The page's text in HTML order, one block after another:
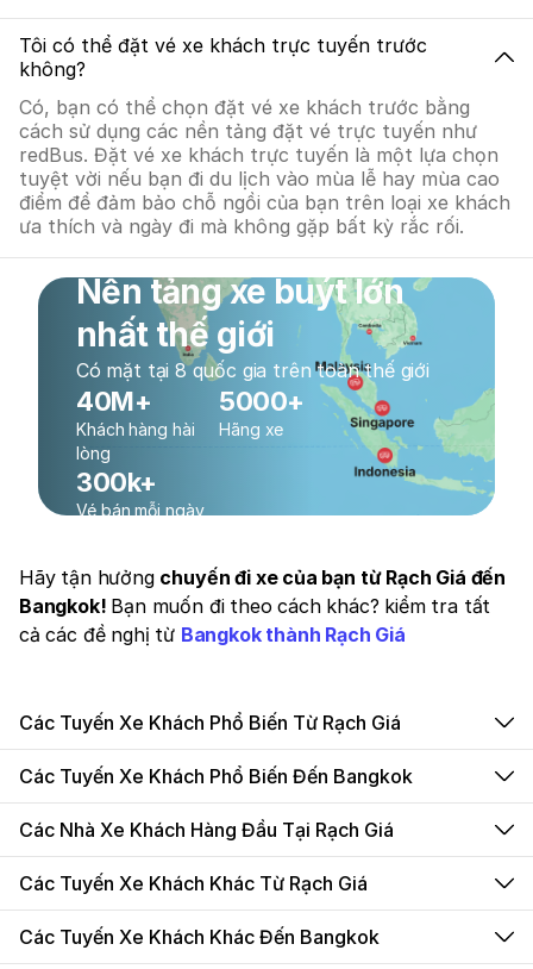
Tôi có thể đặt vé xe khách trực tuyến trước
không?
Có, bạn có thể chọn đặt vé xe khách trước bằng
cách sử dụng các nền tảng đặt vé trực tuyến như
redBus. Đặt vé xe khách trực tuyến là một lựa chọn
tuyệt vời nếu bạn đi du lịch vào mùa lễ hay mùa cao
điểm để đảm bảo chỗ ngồi của bạn trên loại xe khách
ưa thích và ngày đi mà không gặp bất kỳ rắc rối.
Nền tảng xe buýt lớn
nhất thế giới
Có mặt tại 8 quốc gia trên toàn thế giới
40M+
Khách hàng hài
lòng
5000+
Hãng xe
300k+
Vé bán mỗi ngày
Hãy tận hưởng chuyến đi xe của bạn từ Rạch Giá đến
Bangkok! Bạn muốn đi theo cách khác? kiểm tra tất
cả các đề nghị từ Bangkok thành Rạch Giá
Các Tuyến Xe Khách Phổ Biến Từ Rạch Giá
Các Tuyến Xe Khách Phổ Biến Đến Bangkok
Các Nhà Xe Khách Hàng Đầu Tại Rạch Giá
Các Tuyến Xe Khách Khác Từ Rạch Giá
Các Tuyến Xe Khách Khác Đến Bangkok